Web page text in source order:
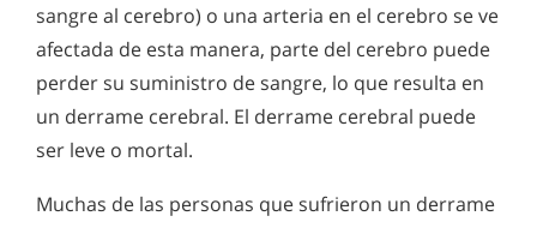
sangre al cerebro) o una arteria en el cerebro se ve
afectada de esta manera, parte del cerebro puede
perder su suministro de sangre, lo que resulta en
un derrame cerebral. El derrame cerebral puede
ser leve o mortal.
Muchas de las personas que sufrieron un derrame